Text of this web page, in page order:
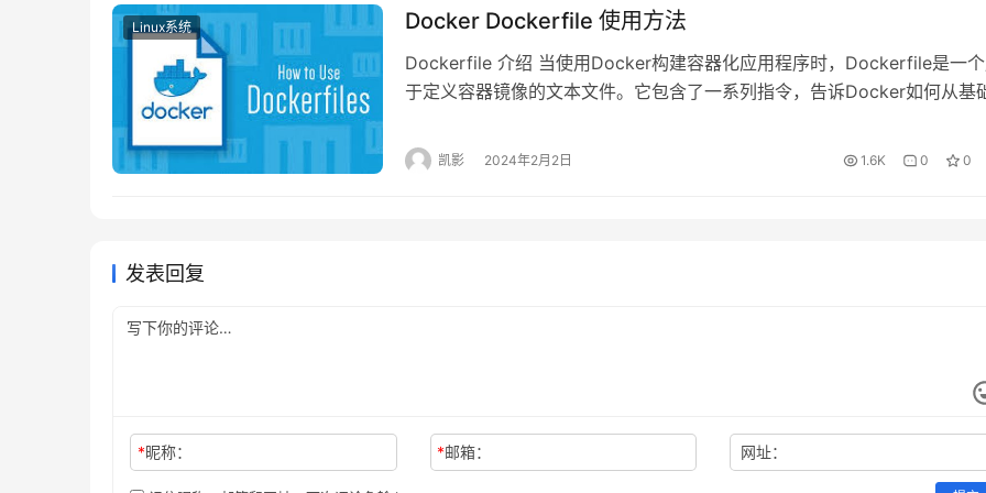
sudo swapoff /swapfile
调整swap文件的大小：
假设您想将swap文件调整到1GB：
重新启用swap：
Linux系统 Docker Dockerfile 使用方法
Dockerfile 介绍 当使用Docker构建容器化应用程序时，Dockerfile是一个
于定义容器镜像的文本文件。它包含了一系列指令，告诉Docker如何从基
容器中的环境、文件和应用程序。 Dockerfile 的编写是构建容器的基础，
凯影 2024年2月2日 1.6K 0 0
发表回复
*昵称： *邮箱： 网址：